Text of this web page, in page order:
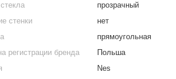
прозрачный
стенки
нет
прямоугольная
регистрации бренда
Польша
Nes